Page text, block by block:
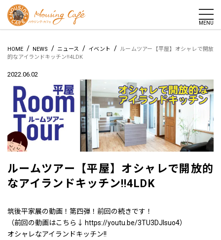
MENU
HOME / NEWS / ニュース / イベント / ルームツアー【平屋】オシャレで開放
的なアイランドキッチン!!4LDK
2022.06.02
ルームツアー【平屋】オシャレで開放的
なアイランドキッチン!!4LDK
筑後平家展の動画！第四弾！前回の続きです！
（前回の動画はこちら↓ https://youtu.be/3TU3DJlsuo4）
オシャレなアイランドキッチン!!